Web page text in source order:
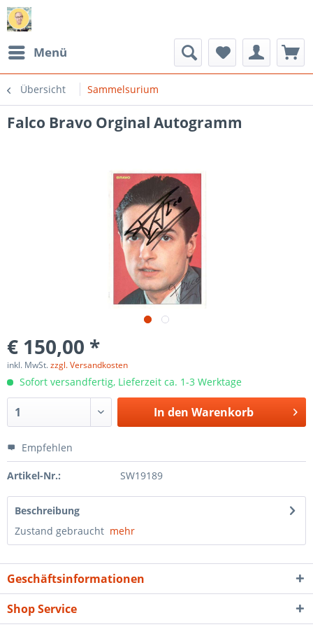
Menü
Übersicht Sammelsurium
Falco Bravo Orginal Autogramm
€ 150,00 *
inkl. MwSt.zzgl. Versandkosten
Sofort versandfertig, Lieferzeit ca. 1-3 Werktage
In den Warenkorb
Empfehlen
Artikel-Nr.: SW19189
Beschreibung
Zustand gebraucht mehr
Geschäftsinformationen
Shop Service